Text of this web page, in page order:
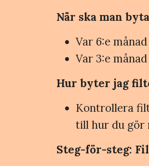
När ska man
Var 6:e
Var 3:e
Hur byter jag
Kontrollera
till hur du gör
Steg-för-steg: